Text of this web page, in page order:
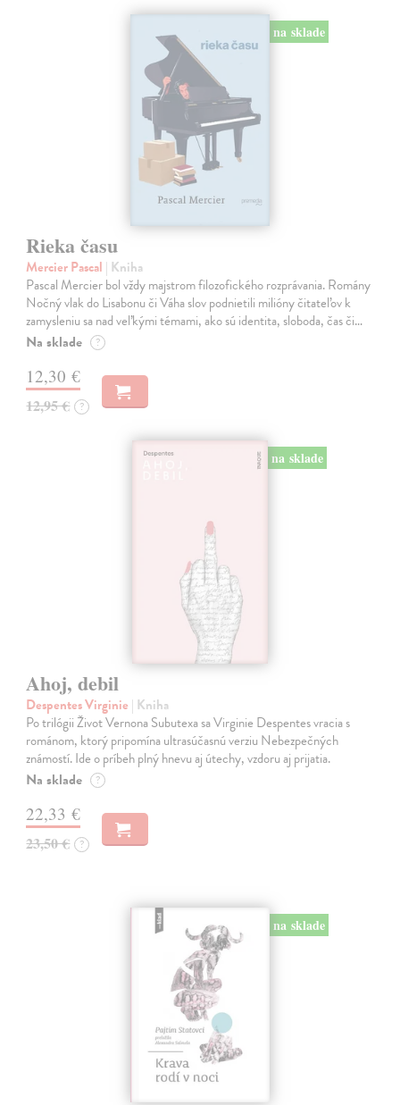
na sklade
Rieka času
Mercier Pascal | Kniha
Pascal Mercier bol vždy majstrom filozofického rozprávania. Romány
Nočný vlak do Lisabonu či Váha slov podnietili milióny čitateľov k
zamysleniu sa nad veľkými témami, ako sú identita, sloboda, čas či…
Na sklade ?
12,30 €
12,95 € ?
na sklade
Ahoj, debil
Despentes Virginie | Kniha
Po trilógii Život Vernona Subutexa sa Virginie Despentes vracia s
románom, ktorý pripomína ultrasúčasnú verziu Nebezpečných
známostí. Ide o príbeh plný hnevu aj útechy, vzdoru aj prijatia.
Na sklade ?
22,33 €
23,50 € ?
na sklade